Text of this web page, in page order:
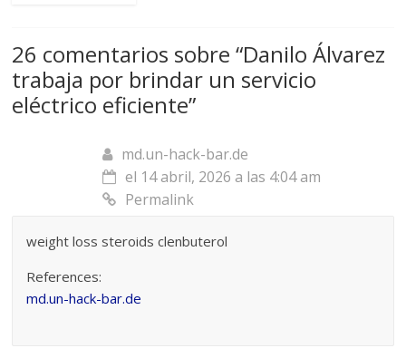
26 comentarios sobre “Danilo Álvarez
trabaja por brindar un servicio
eléctrico eficiente”
md.un-hack-bar.de
el 14 abril, 2026 a las 4:04 am
Permalink
weight loss steroids clenbuterol
References:
md.un-hack-bar.de